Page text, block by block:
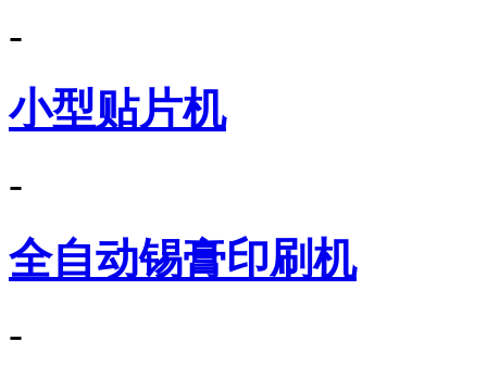
-
小型贴片机
-
全自动锡膏印刷机
-